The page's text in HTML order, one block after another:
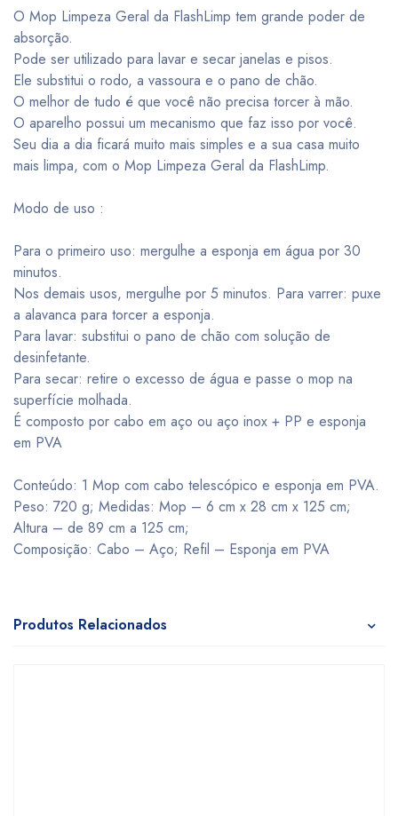
O Mop Limpeza Geral da FlashLimp tem grande poder de
absorção.
Pode ser utilizado para lavar e secar janelas e pisos.
Ele substitui o rodo, a vassoura e o pano de chão.
O melhor de tudo é que você não precisa torcer à mão.
O aparelho possui um mecanismo que faz isso por você.
Seu dia a dia ficará muito mais simples e a sua casa muito
mais limpa, com o Mop Limpeza Geral da FlashLimp.
Modo de uso :
Para o primeiro uso: mergulhe a esponja em água por 30
minutos.
Nos demais usos, mergulhe por 5 minutos. Para varrer: puxe
a alavanca para torcer a esponja.
Para lavar: substitui o pano de chão com solução de
desinfetante.
Para secar: retire o excesso de água e passe o mop na
superfície molhada.
É composto por cabo em aço ou aço inox + PP e esponja
em PVA
Conteúdo: 1 Mop com cabo telescópico e esponja em PVA.
Peso: 720 g; Medidas: Mop – 6 cm x 28 cm x 125 cm;
Altura – de 89 cm a 125 cm;
Composição: Cabo – Aço; Refil – Esponja em PVA
Produtos Relacionados